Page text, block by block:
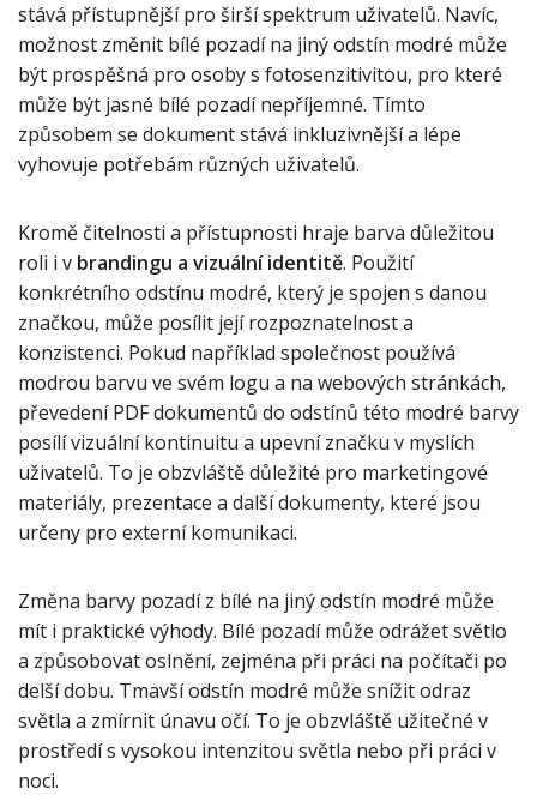
stává přístupnější pro širší spektrum uživatelů. Navíc,
možnost změnit bílé pozadí na jiný odstín modré může
být prospěšná pro osoby s fotosenzitivitou, pro které
může být jasné bílé pozadí nepříjemné. Tímto
způsobem se dokument stává inkluzivnější a lépe
vyhovuje potřebám různých uživatelů.
Kromě čitelnosti a přístupnosti hraje barva důležitou
roli i v brandingu a vizuální identitě. Použití
konkrétního odstínu modré, který je spojen s danou
značkou, může posílit její rozpoznatelnost a
konzistenci. Pokud například společnost používá
modrou barvu ve svém logu a na webových stránkách,
převedení PDF dokumentů do odstínů této modré barvy
posílí vizuální kontinuitu a upevní značku v myslích
uživatelů. To je obzvláště důležité pro marketingové
materiály, prezentace a další dokumenty, které jsou
určeny pro externí komunikaci.
Změna barvy pozadí z bílé na jiný odstín modré může
mít i praktické výhody. Bílé pozadí může odrážet světlo
a způsobovat oslnění, zejména při práci na počítači po
delší dobu. Tmavší odstín modré může snížit odraz
světla a zmírnit únavu očí. To je obzvláště užitečné v
prostředí s vysokou intenzitou světla nebo při práci v
noci.